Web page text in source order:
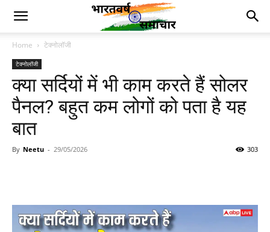
Home टेक्नोलॉजी
टेक्नोलॉजी
क्या सर्दियों में भी काम करते हैं सोलर
पैनल? बहुत कम लोगों को पता है यह
बात
By Neetu - 29/05/2026 303